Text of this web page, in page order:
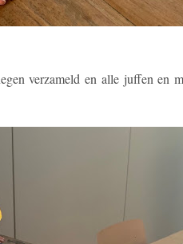
verzameld en alle juffen en